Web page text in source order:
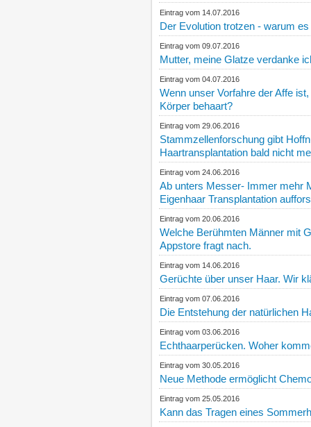
Eintrag vom 14.07.2016
Der Evolution trotzen - warum
Eintrag vom 09.07.2016
Mutter, meine Glatze verdanke
Eintrag vom 04.07.2016
Wenn unser Vorfahre der Affe
Körper behaart?
Eintrag vom 29.06.2016
Stammzellenforschung gibt
Haartransplantation bald nicht
Eintrag vom 24.06.2016
Ab unters Messer- Immer mehr
Eigenhaar Transplantation
Eintrag vom 20.06.2016
Welche Berühmten Männer mit
Appstore fragt nach.
Eintrag vom 14.06.2016
Gerüchte über unser Haar. Wir
Eintrag vom 07.06.2016
Die Entstehung der natürlichen
Eintrag vom 03.06.2016
Echthaarperücken. Woher
Eintrag vom 30.05.2016
Neue Methode ermöglicht
Eintrag vom 25.05.2016
Kann das Tragen eines